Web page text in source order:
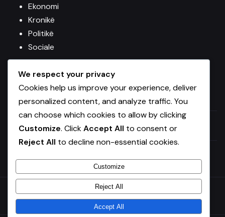
Ekonomi
Kronikë
Politikë
Sociale
Teknologji
Uncategorized
KOMPANIA
© 2026 VA News.
Bërë me ♥ në Shqipëri
We respect your privacy
Cookies help us improve your experience, deliver
personalized content, and analyze traffic. You
can choose which cookies to allow by clicking
Customize. ClickAccept All to consent or
Reject All to decline non-essential cookies.
Customize
Reject All
Accept All